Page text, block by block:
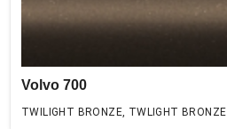
Volvo 700
TWILIGHT BRONZE, TWLIGHT BRONZE